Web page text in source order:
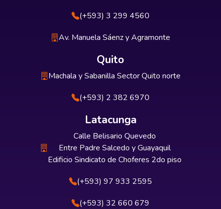
(+593) 3 299 4560
Av. Manuela Sáenz y Agramonte
Quito
Machala y Sabanilla Sector Quito norte
(+593) 2 382 6970
Latacunga
Calle Belisario Quevedo
Entre Padre Salcedo y Guayaquil
Edificio Sindicato de Choferes 2do piso
(+593) 97 933 2595
(+593) 32 660 679